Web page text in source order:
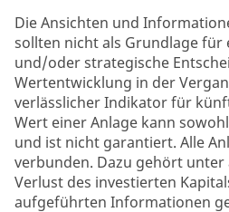
Die Ansichten und
sollten nicht als Grundlage für
und/oder strategische
Wertentwicklung in der
verlässlicher Indikator für
Wert einer Anlage kann
und ist nicht garantiert. Alle
verbunden. Dazu gehört
Verlust des investierten
aufgeführten Informationen